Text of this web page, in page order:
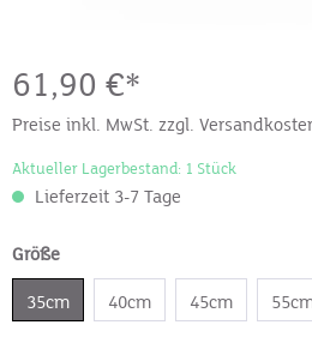
61,90 €*
Preise inkl. MwSt. zzgl.
Aktueller Lagerbestand: 1 Stück
Lieferzeit 3-7 Tage
Größe
35cm 40cm 45cm